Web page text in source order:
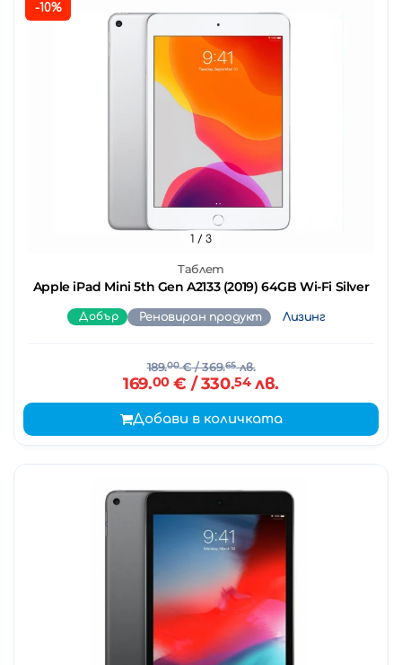
-10%
Таблет
Apple iPad Mini 5th Gen A2133 (2019) 64GB Wi-Fi Silver
1 / 3
Добър Реновиран продукт Лизинг
189.00€/ 369.65лв.
169.00€ / 330.54лв.
Добави в количката